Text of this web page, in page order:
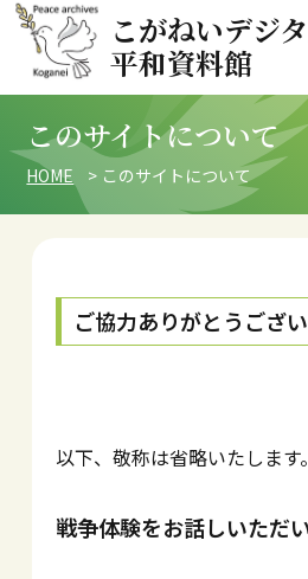
こがねいデジ
平和資料館
このサイトについて
HOME このサイトについて
ご協力ありがとうござ
以下、敬称は省略いたします。
戦争体験をお話しいただ